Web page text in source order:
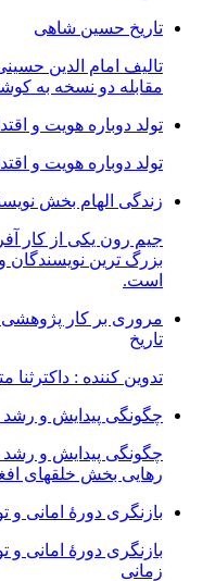
تاریخ حسین شاهی
مقابله دو نسخه به
تولد دوباره هویت و
تولد دوباره هویت و
زندگی الهام بخش
جیم رون یکی از کار
بزرگ ترین نویسندگان
است.
مروری بر کار پژوهشی
تاریخ
تدوین کننده : داکترثنا
چگونگی پیدایش و رشد
چگونگی پیدایش و رشد
رهایی بخش خلقهای
بازنگرى دورۀ امانى و
بازنگرى دورۀ امانى و
زمانى